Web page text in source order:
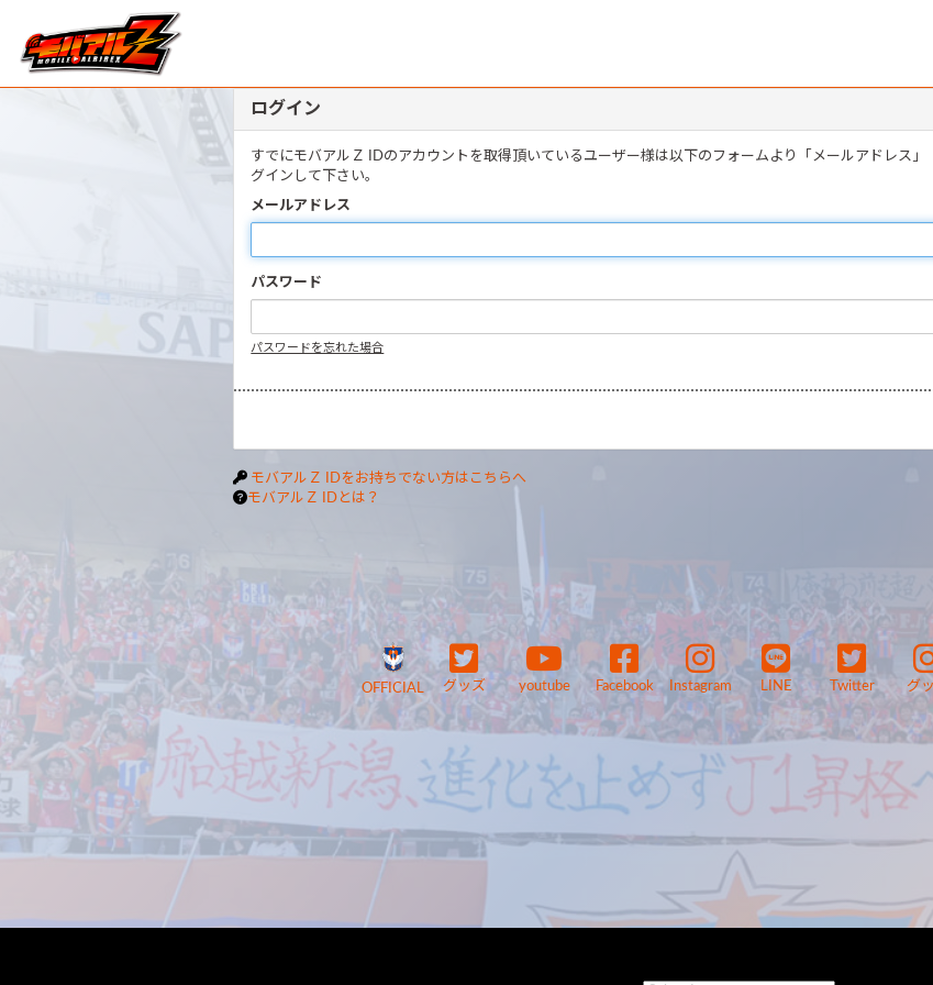
ログイン
すでにモバアルＺ IDのアカウントを取得頂いているユーザー様は以下のフォームより「メールアドレス
グインして下さい。
メールアドレス
パスワード
パスワードを忘れた場合
モバアルＺ IDをお持ちでない方はこちらへ
モバアルＺ IDとは？
OFFICIAL グッズ youtube Facebook Instagram LINE Twitter グ